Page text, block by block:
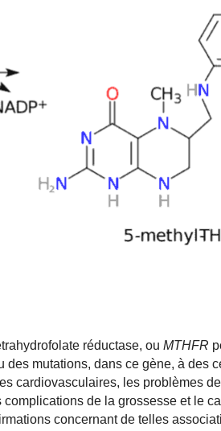
réductase, ou MTHFR
des mutations, dans ce gène, à des
cardiovasculaires, les problèmes
de la grossesse et le
concernant de telles